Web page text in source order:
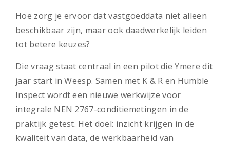
Hoe zorg je ervoor dat vastgoeddata niet alleen
beschikbaar zijn, maar ook daadwerkelijk leiden
tot betere keuzes?
Die vraag staat centraal in een pilot die Ymere dit
jaar start in Weesp. Samen met K & R en Humble
Inspect wordt een nieuwe werkwijze voor
integrale NEN 2767-conditiemetingen in de
praktijk getest. Het doel: inzicht krijgen in de
kwaliteit van data, de werkbaarheid van